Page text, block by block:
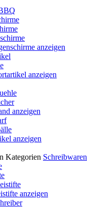
anzeigen
anzeigen
anzeigen
anzeigen
Kategorien Schreibwaren
anzeigen